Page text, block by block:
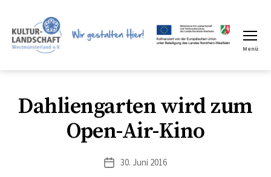
Region
Menü
Dahliengarten wird zum
Open-Air-Kino
Veröffentlichungsdatum
30. Juni 2016